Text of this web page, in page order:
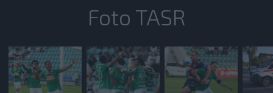
Foto TASR